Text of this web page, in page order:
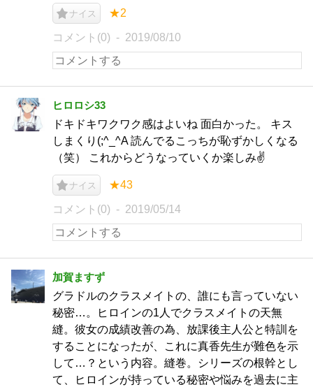
ナイス ★2
コメント(0) 2019/08/10
ヒロロシ33
ドキドキワクワク感はよいね 面白かった。 キス
しまくり(;^_^A 読んでるこっちが恥ずかしくなる
（笑） これからどうなっていくか楽しみ✌
ナイス ★43
コメント(0) 2019/05/14
加賀ますず
グラドルのクラスメイトの、誰にも言っていない
秘密…。ヒロインの1人でクラスメイトの天無
縫。彼女の成績改善の為、放課後主人公と特訓を
することになったが、これに真香先生が難色を示
して…？という内容。縫巻。シリーズの根幹とし
て、ヒロインが持っている秘密や悩みを過去に主